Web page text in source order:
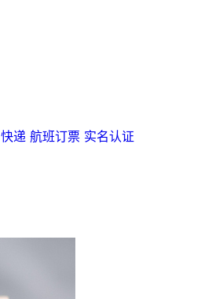
快递 航班订票 实名认证